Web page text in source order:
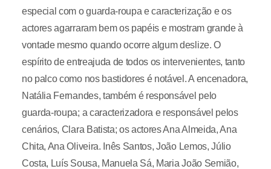
especial com o guarda-roupa e caracterização e os
actores agarraram bem os papéis e mostram grande à
vontade mesmo quando ocorre algum deslize. O
espírito de entreajuda de todos os intervenientes, tanto
no palco como nos bastidores é notável. A encenadora,
Natália Fernandes, também é responsável pelo
guarda-roupa; a caracterizadora e responsável pelos
cenários, Clara Batista; os actores Ana Almeida, Ana
Chita, Ana Oliveira. Inês Santos, João Lemos, Júlio
Costa, Luís Sousa, Manuela Sá, Maria João Semião,